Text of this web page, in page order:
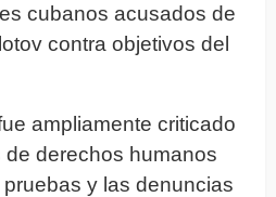
cubanos acusados de
contra objetivos del
ampliamente criticado
derechos humanos
y las denuncias